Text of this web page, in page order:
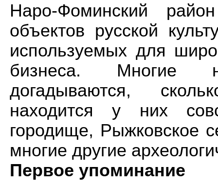
Наро-Фоминский
объектов русской
используемых для
бизнеса. Многие
догадываются,
находится у них
городище, Рыжковское
многие другие
Первое упоминание